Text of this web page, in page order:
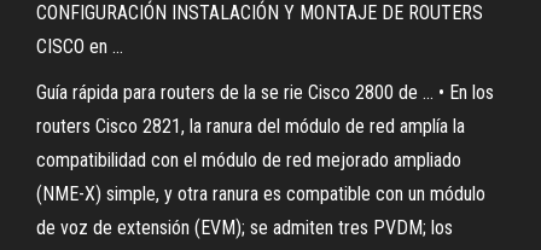
CONFIGURACIÓN INSTALACIÓN Y MONTAJE DE ROUTERS
CISCO en ...
Guía rápida para routers de la se rie Cisco 2800 de ... • En los
routers Cisco 2821, la ranura del módulo de red amplía la
compatibilidad con el módulo de red mejorado ampliado
(NME-X) simple, y otra ranura es compatible con un módulo
de voz de extensión (EVM); se admiten tres PVDM; los